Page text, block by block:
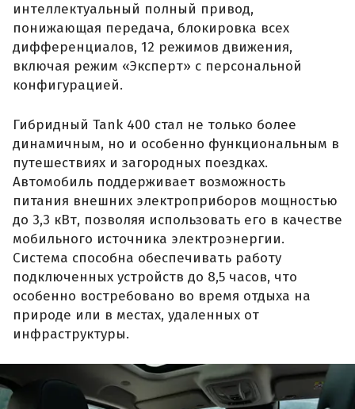
интеллектуальный полный привод,
понижающая передача, блокировка всех
дифференциалов, 12 режимов движения,
включая режим «Эксперт» с персональной
конфигурацией.
Гибридный Tank 400 стал не только более
динамичным, но и особенно функциональным в
путешествиях и загородных поездках.
Автомобиль поддерживает возможность
питания внешних электроприборов мощностью
до 3,3 кВт, позволяя использовать его в качестве
мобильного источника электроэнергии.
Система способна обеспечивать работу
подключенных устройств до 8,5 часов, что
особенно востребовано во время отдыха на
природе или в местах, удаленных от
инфраструктуры.